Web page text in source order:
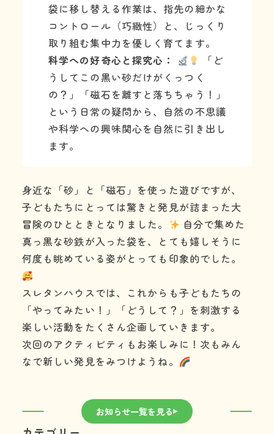
袋に移し替える作業は、指先の細かな
コントロール（巧緻性）と、じっくり
取り組む集中力を優しく育てます。
科学への好奇心と探究心：
「ど
うしてこの黒い砂だけがくっつく
の？」「磁石を離すと落ちちゃう！」
という日常の疑問から、自然の不思議
や科学への興味関心を自然に引き出し
ます。
身近な「砂」と「磁石」を使った遊びですが、
子どもたちにとっては驚きと発見が詰まった大
冒険のひとときとなりました。
自分で集めた
真っ黒な砂鉄が入った袋を、とても嬉しそうに
何度も眺めている姿がとっても印象的でした。
スレタンハウスでは、これからも子どもたちの
「やってみたい！」「どうして？」を刺激する
楽しい活動をたくさん企画していきます。
次回のアクティビティもお楽しみに！次もみん
なで新しい発見をみつけようね。
お知らせ一覧を見る